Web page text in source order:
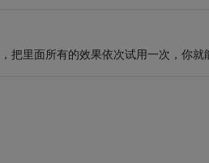
把里面所有的效果依次试用一次，你就